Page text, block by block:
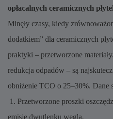
opłacalnych ceramicznych
Minęły czasy, kiedy
dodatkiem” dla ceramicznych
praktyki – przetworzone
redukcja odpadów – są
obniżenie TCO o 25–30%. Dane
1. Przetworzone proszki
emisję dwutlenku węgla.